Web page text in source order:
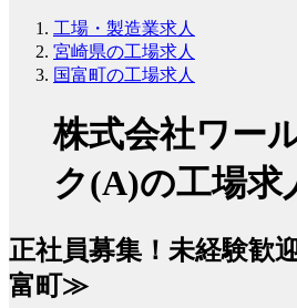
工場・製造業求人
宮崎県の工場求人
国富町の工場求人
株式会社ワー
ク(A)の工場求
正社員募集！未経験
富町≫